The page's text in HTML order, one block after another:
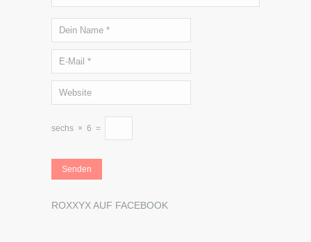
sechs × 6 =
ROXXYX AUF FACEBOOK